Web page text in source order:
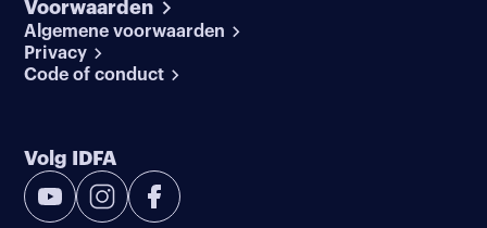
Voorwaarden
Algemene voorwaarden
Privacy
Code of conduct
Volg IDFA